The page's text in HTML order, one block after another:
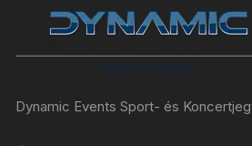
Dynamic Events Sport- és